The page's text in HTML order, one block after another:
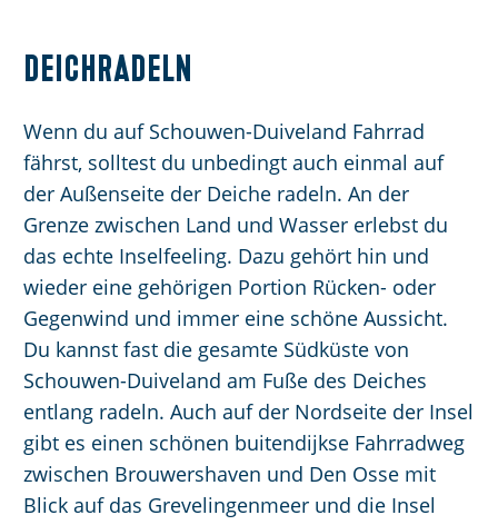
Deichradeln
Wenn du auf Schouwen-Duiveland Fahrrad
fährst, solltest du unbedingt auch einmal auf
der Außenseite der Deiche radeln. An der
Grenze zwischen Land und Wasser erlebst du
das echte Inselfeeling. Dazu gehört hin und
wieder eine gehörigen Portion Rücken- oder
Gegenwind und immer eine schöne Aussicht.
Du kannst fast die gesamte Südküste von
Schouwen-Duiveland am Fuße des Deiches
entlang radeln. Auch auf der Nordseite der Insel
gibt es einen schönen buitendijkse Fahrradweg
zwischen Brouwershaven und Den Osse mit
Blick auf das Grevelingenmeer und die Insel